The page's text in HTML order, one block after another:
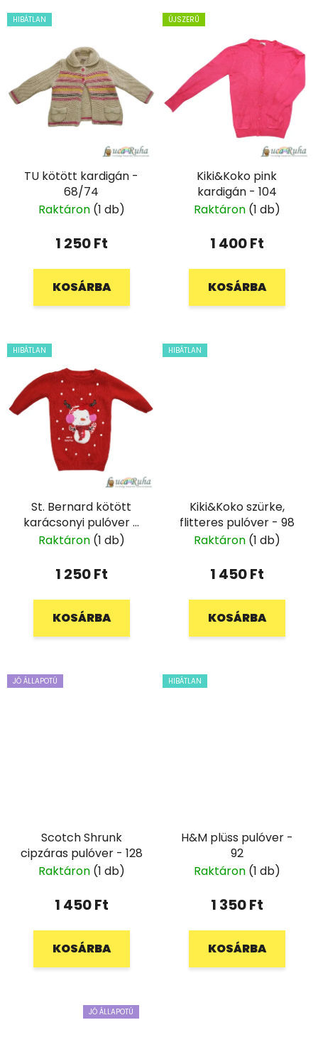
HIBÁTLAN
TU kötött kardigán -
68/74
Raktáron (1 db)
1 250 Ft
KOSÁRBA
ÚJSZERŰ
Kiki&Koko pink
kardigán - 104
Raktáron (1 db)
1 400 Ft
KOSÁRBA
HIBÁTLAN
St. Bernard kötött
karácsonyi pulóver -
74
Raktáron (1 db)
1 250 Ft
KOSÁRBA
HIBÁTLAN
Kiki&Koko szürke,
flitteres pulóver - 98
Raktáron (1 db)
1 450 Ft
KOSÁRBA
JÓ ÁLLAPOTÚ
Scotch Shrunk
cipzáras pulóver - 128
Raktáron (1 db)
1 450 Ft
KOSÁRBA
HIBÁTLAN
H&M plüss pulóver -
92
Raktáron (1 db)
1 350 Ft
KOSÁRBA
JÓ ÁLLAPOTÚ